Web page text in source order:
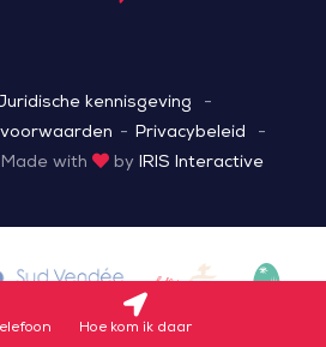
Hoe kom ik daar
kennisgeving
Privacybeleid
Made with by IRIS Interactive